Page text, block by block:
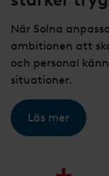
När Solna
ambitionen att
och personal
situationer.
Läs mer